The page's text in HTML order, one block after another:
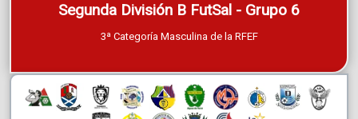
Segunda División B FutSal - Grupo 6
3ª Categoría Masculina de la RFEF